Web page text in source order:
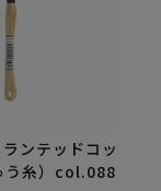
ンテッドコッ
う糸）col.088